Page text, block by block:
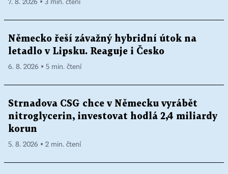
7. 8. 2026 ▪ 3 min. čtení
Německo řeší závažný hybridní útok na
letadlo v Lipsku. Reaguje i Česko
6. 8. 2026 ▪ 5 min. čtení
Strnadova CSG chce v Německu vyrábět
nitroglycerin, investovat hodlá 2,4 miliardy
korun
5. 8. 2026 ▪ 2 min. čtení